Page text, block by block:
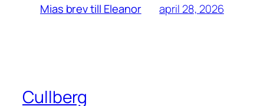
Mias brev till Eleanor april 28, 2026
Cullberg